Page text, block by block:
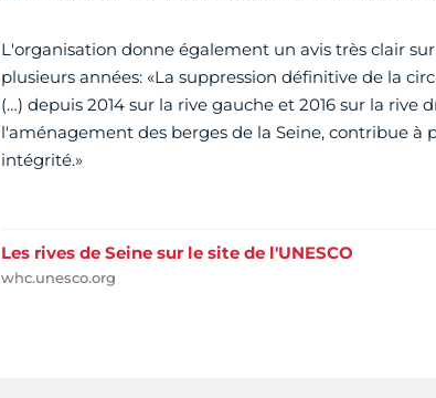
L'organisation donne également un avis très clair
plusieurs années: «La suppression définitive de la
(…) depuis 2014 sur la rive gauche et 2016 sur la rive
l'aménagement des berges de la Seine, contribue à
intégrité.»
Les rives de Seine sur le site de l'UNESCO
whc.unesco.org